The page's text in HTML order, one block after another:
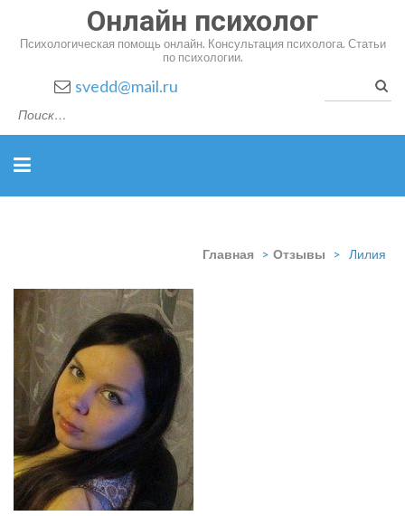
Онлайн психолог
Психологическая помощь онлайн. Консультация психолога. Статьи
по психологии.
svedd@mail.ru
Главная > Отзывы > Лилия